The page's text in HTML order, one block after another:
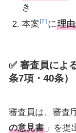
き
本案 2 に理
✅ 審査員によ
条7項・40条）
審査員は、審査
の意見書」を提